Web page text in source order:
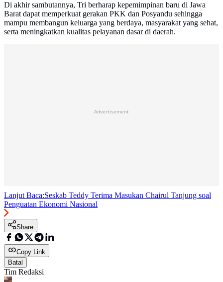
Di akhir sambutannya, Tri berharap kepemimpinan baru di Jawa
Barat dapat memperkuat gerakan PKK dan Posyandu sehingga
mampu membangun keluarga yang berdaya, masyarakat yang sehat,
serta meningkatkan kualitas pelayanan dasar di daerah.
Advertisement
Lanjut Baca:Seskab Teddy Terima Masukan Chairul Tanjung soal
Penguatan Ekonomi Nasional
Share
Copy Link
Batal
Tim Redaksi